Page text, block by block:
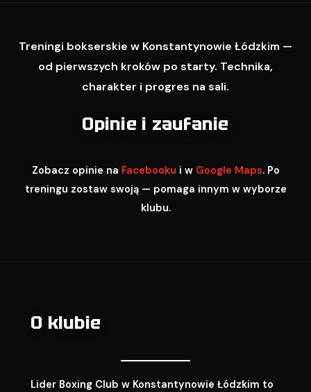
Treningi bokserskie w Konstantynowie Łódzkim —
od pierwszych kroków po starty. Technika,
charakter i progres na sali.
Opinie i zaufanie
Zobacz opinie na Facebooku i w Google Maps. Po
treningu zostaw swoją — pomaga innym w wyborze
klubu.
O klubie
Lider Boxing Club w Konstantynowie Łódzkim to